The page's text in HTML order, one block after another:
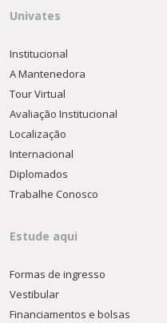
Univates
Institucional
A Mantenedora
Tour Virtual
Avaliação Institucional
Localização
Internacional
Diplomados
Trabalhe Conosco
Estude aqui
Formas de ingresso
Vestibular
Financiamentos e bolsas